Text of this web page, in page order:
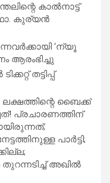
കാൽനാട്ട്
കുര്യൻ
‘ന്യൂ
ആരംഭിച്ചു
തട്ടിപ്പ്
ബൈക്ക്
പ്രചാരണത്തിന്
പാര്‍ട്ടി;
അഖില്‍